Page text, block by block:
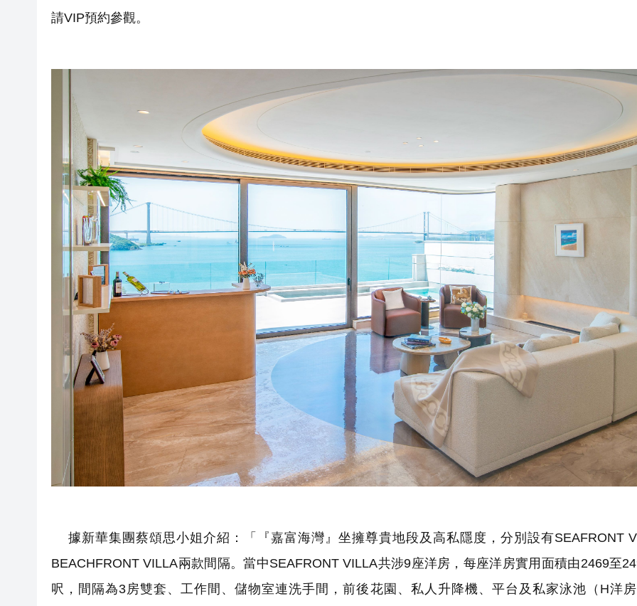
請VIP預約參觀。
據新華集團蔡頌思小姐介紹：「『嘉富海灣』坐擁尊貴地段及高私隱度，分別設有SEAFRONT
BEACHFRONT VILLA兩款間隔。當中SEAFRONT VILLA共涉9座洋房，每座洋房實用面積由2469至
呎，間隔為3房雙套、工作間、儲物室連洗手間，前後花園、私人升降機、平台及私家泳池（H洋